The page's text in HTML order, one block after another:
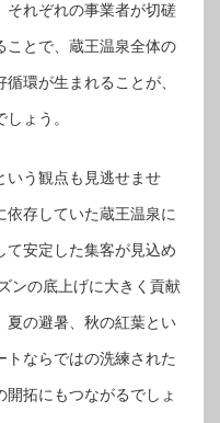
それぞれの事業者が切磋
ことで、蔵王温泉全体の
環が生まれることが、
ょう。
いう観点も見逃せませ
依存していた蔵王温泉に
て安定した集客が見込め
ンの底上げに大きく貢献
夏の避暑、秋の紅葉とい
トならではの洗練された
拓にもつながるでしょ